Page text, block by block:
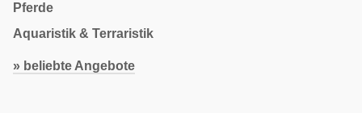
Pferde
Aquaristik & Terraristik
» beliebte Angebote